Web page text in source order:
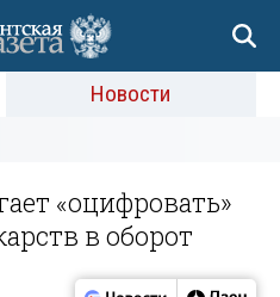
Новости
«оцифровать»
в оборот